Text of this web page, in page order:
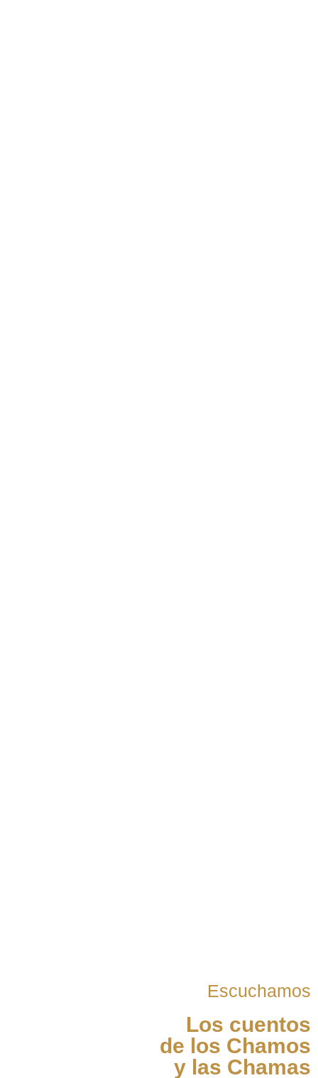
Escuchamos
Los cuentos
de los Chamos
y las Chamas